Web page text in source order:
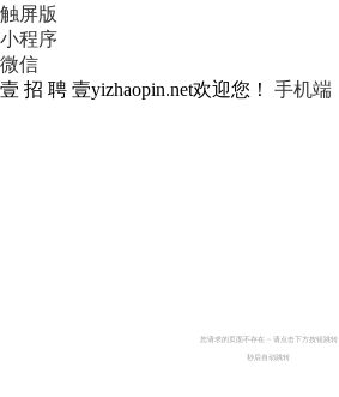
触屏版
小程序
微信
壹 招 聘 壹yizhaopin.net欢迎您！
手机端
您请求的页面不存在 ~ 请点击下方按钮跳转
秒后自动跳转